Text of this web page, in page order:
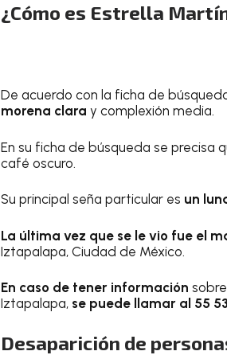
¿Cómo es Estrella
De acuerdo con la ficha de
morena clara y complexión media.
En su ficha de búsqueda se precisa
café oscuro.
Su principal seña particular es un
La última vez que se le vio fue el
Iztapalapa, Ciudad de México.
En caso de tener información
Iztapalapa, se puede llamar al 55
Desaparición de